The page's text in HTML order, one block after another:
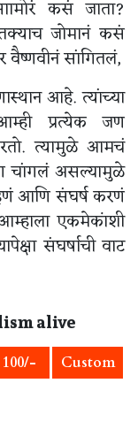
कसं जाता?
जोमानं कसं
वैष्णवीनं सांगितलं,
आहे. त्यांच्या
प्रत्येक जण
त्यामुळे आमचं
चांगलं असल्यामुळे
आणि संघर्ष करणं
एकमेकांशी
संघर्षाची वाट
alive
100/- Custom